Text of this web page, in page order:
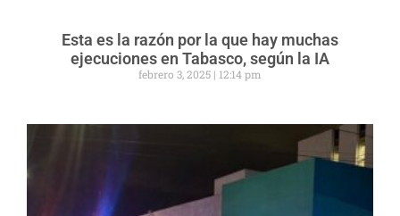
Esta es la razón por la que hay muchas
ejecuciones en Tabasco, según la IA
febrero 3, 2025 12:14 pm